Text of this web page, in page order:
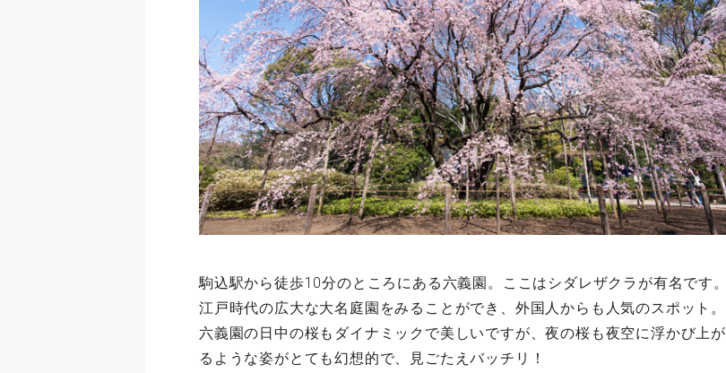
駒込駅から徒歩10分のところにある六義園。ここはシダレザクラが有名です。
江戸時代の広大な大名庭園をみることができ、外国人からも人気のスポット。
六義園の日中の桜もダイナミックで美しいですが、夜の桜も夜空に浮かび上が
るような姿がとても幻想的で、見ごたえバッチリ！